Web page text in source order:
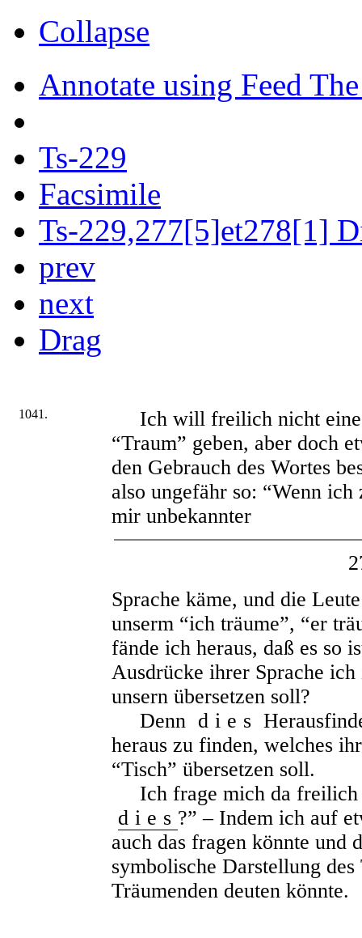
Collapse
Annotate using Feed
Ts-229
Facsimile
Ts-229,277[5]et278[1]
prev
next
Drag
1041.
Ich will freilich nicht
“Traum” geben, aber doch
den Gebrauch des Wortes
also ungefähr so: “Wenn
mir unbekannter
Sprache käme, und die
unserm “ich träume”, “er
fände ich heraus, daß es so
Ausdrücke ihrer Sprache
unsern übersetzen soll?
Denn dies
heraus zu finden, welches
“Tisch” übersetzen soll.
Ich frage mich da freilich
dies ?” – Indem ich auf
auch das fragen könnte und
symbolische Darstellung des
Träumenden deuten könnte.